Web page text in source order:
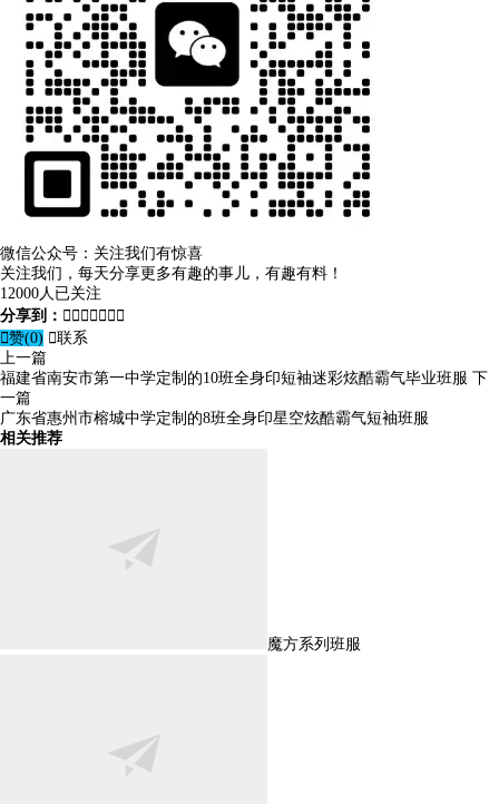
微信公众号：关注我们有惊喜
关注我们，每天分享更多有趣的事儿，有趣有料！
12000人已关注
分享到：       
赞(0) 联系
上一篇
福建省南安市第一中学定制的10班全身印短袖迷彩炫酷霸气毕业班服 下
一篇
广东省惠州市榕城中学定制的8班全身印星空炫酷霸气短袖班服
相关推荐
魔方系列班服